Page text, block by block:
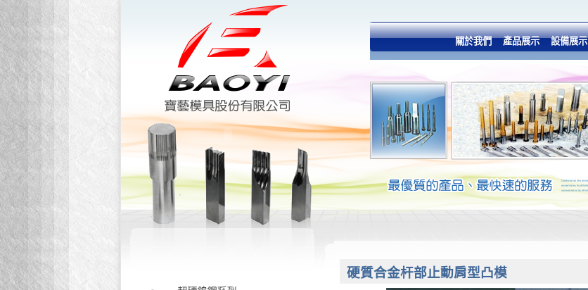
關於我們 產品展示 設備展示
硬質合金杆部止動肩型凸模